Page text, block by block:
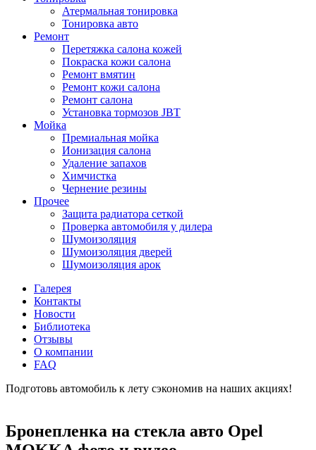
Атермальная тонировка
Тонировка авто
Ремонт
Перетяжка салона кожей
Покраска кожи салона
Ремонт вмятин
Ремонт кожи салона
Ремонт салона
Установка тормозов JBT
Мойка
Премиальная мойка
Ионизация салона
Удаление запахов
Химчистка
Чернение резины
Прочее
Защита радиатора сеткой
Проверка автомобиля у дилера
Шумоизоляция
Шумоизоляция дверей
Шумоизоляция арок
Галерея
Контакты
Новости
Библиотека
Отзывы
О компании
FAQ
Подготовь автомобиль к лету сэкономив на наших акциях!
Бронепленка на стекла авто Opel